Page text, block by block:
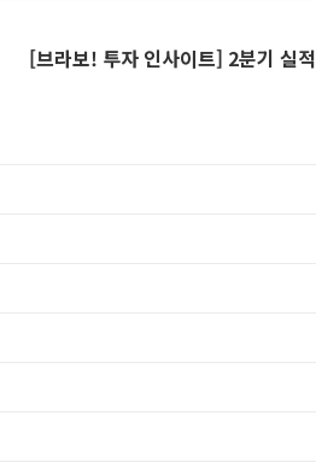
[브라보! 투자 인사이트] 2분기 실